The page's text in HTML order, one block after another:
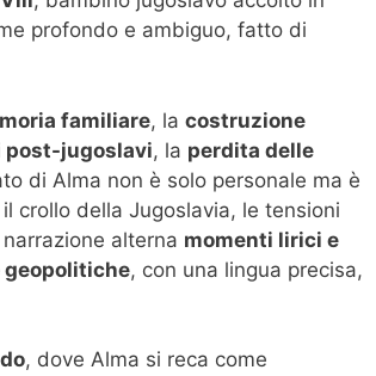
profondo e ambiguo, fatto di
familiare, la costruzione
post-jugoslavi, la perdita delle
di Alma non è solo personale ma è
crollo della Jugoslavia, le tensioni
alterna momenti lirici e
, con una lingua precisa,
, dove Alma si reca come